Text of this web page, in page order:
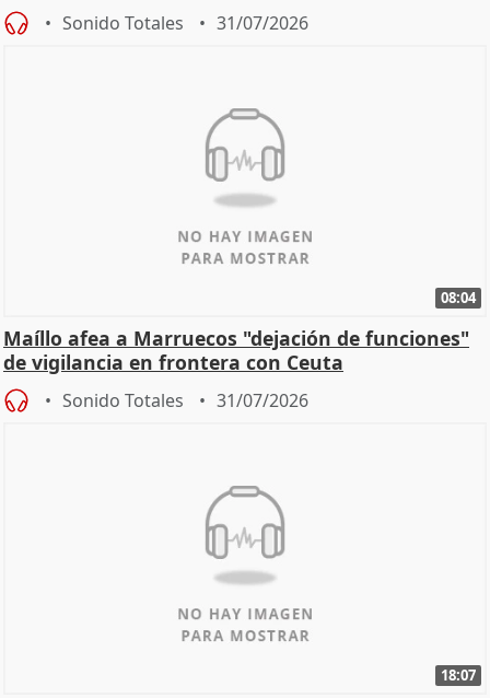
Sonido Totales 31/07/2026
08:04
Maíllo afea a Marruecos "dejación de funciones"
de vigilancia en frontera con Ceuta
Sonido Totales 31/07/2026
18:07